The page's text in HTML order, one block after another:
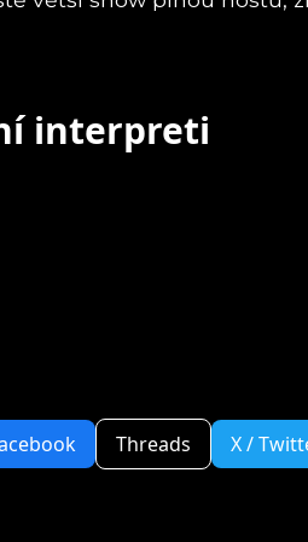
interpreti
Threads X /